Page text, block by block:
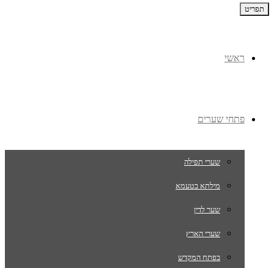
תפריט
ראשי
פתחי שערים
שערי תפילה
מילתא בטעמא
שער לדין
שערי הארץ
בפתח המקדש